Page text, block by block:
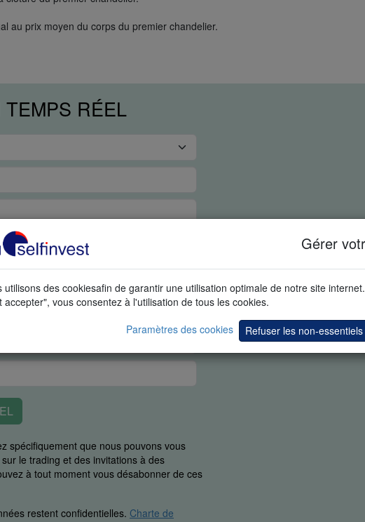
au prix moyen du corps du premier chandelier.
Gérer
utilisons des cookiesafin de garantir une utilisation optimale de notre site
accepter", vous consentez à l'utilisation de tous les cookies.
Paramètres des cookies
Refuser les non-essentiels
RÉEL
spécifiquement que nous pouvons vous
le trading et des invitations à des
à tout moment vous désabonner de ces
restent confidentielles. Charte de